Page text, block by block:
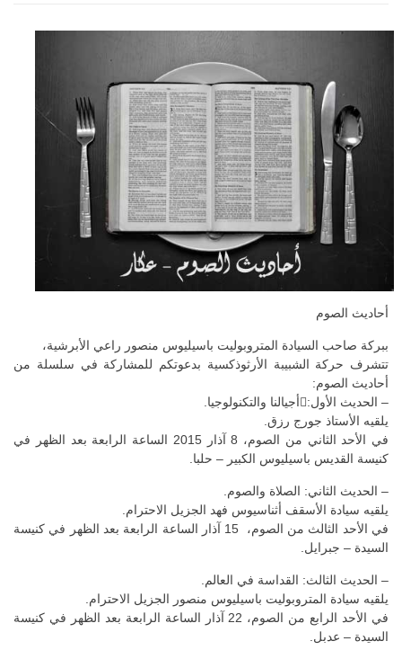
أحاديث الصوم
ببركة صاحب السيادة المتروبوليت باسيليوس منصور راعي الأبرشية،
تتشرف حركة الشبيبة الأرثوذكسية بدعوتكم للمشاركة في سلسلة من
أحاديث الصوم:
– الحديث الأول:أجيالنا والتكنولوجيا.
يلقيه الأستاذ جورج رزق.
في الأحد الثاني من الصوم، 8 آذار 2015 الساعة الرابعة بعد الظهر في
كنيسة القديس باسيليوس الكبير – حلبا.
– الحديث الثاني: الصلاة والصوم.
يلقيه سيادة الأسقف أثناسيوس فهد الجزيل الاحترام.
في الأحد الثالث من الصوم، 15 آذار الساعة الرابعة بعد الظهر في كنيسة
السيدة – جبرايل.
– الحديث الثالث: القداسة في العالم.
يلقيه سيادة المتروبوليت باسيليوس منصور الجزيل الاحترام.
في الأحد الرابع من الصوم، 22 آذار الساعة الرابعة بعد الظهر في كنيسة
السيدة – عدبل.